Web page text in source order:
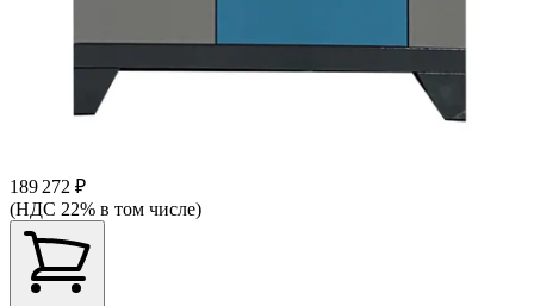
189 272 ₽
(НДС 22% в том числе)